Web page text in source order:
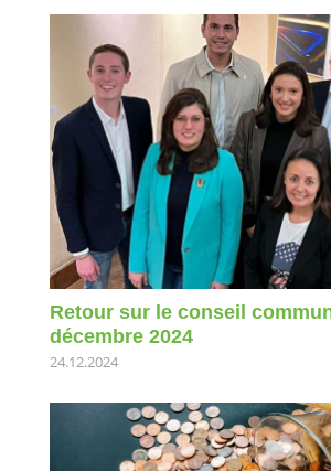
Retour sur le conseil
décembre 2024
24.12.2024